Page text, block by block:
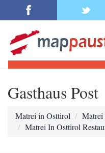
Gasthaus Post
Matrei in Osttirol
Matrei In Osttirol